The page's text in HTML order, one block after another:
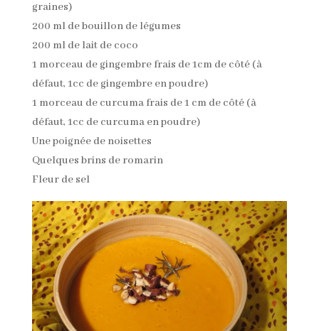
graines)
200 ml de bouillon de légumes
200 ml de lait de coco
1 morceau de gingembre frais de 1cm de côté (à
défaut, 1cc de gingembre en poudre)
1 morceau de curcuma frais de 1 cm de côté (à
défaut, 1cc de curcuma en poudre)
Une poignée de noisettes
Quelques brins de romarin
Fleur de sel